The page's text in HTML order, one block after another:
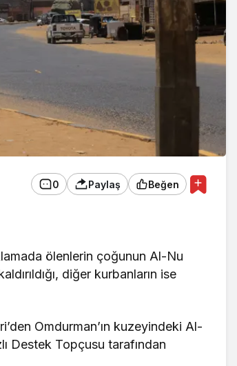
0 Paylaş Beğen
ölenlerin çoğunun Al-Nu
diğer kurbanların ise
Omdurman’ın kuzeyindeki Al-
Destek Topçusu tarafından